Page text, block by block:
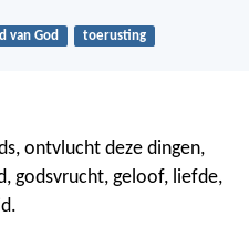
van God toerusting
ontvlucht deze dingen,
godsvrucht, geloof, liefde,